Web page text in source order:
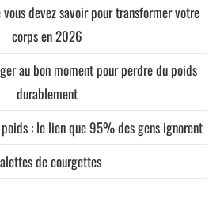
devez savoir pour transformer votre
corps en 2026
au bon moment pour perdre du poids
durablement
: le lien que 95% des gens ignorent
de courgettes